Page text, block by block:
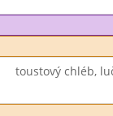
toustový chléb,